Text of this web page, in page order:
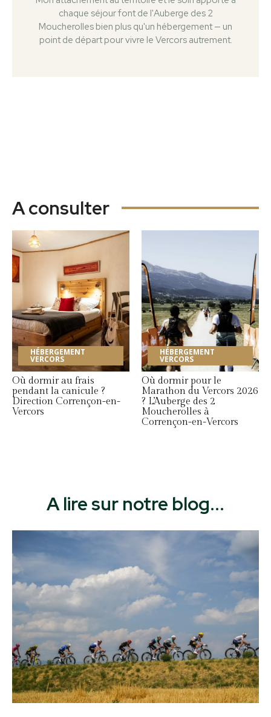
chaque séjour font de l'Auberge des 2
Moucherolles bien plus qu'un hébergement — un
point de départ pour vivre le Vercors autrement.
A consulter
HÉBERGEMENT
VERCORS
Où dormir au frais
pendant la canicule ?
Direction Corrençon-en-
Vercors
HÉBERGEMENT
VERCORS
Où dormir pour le
Marathon du Vercors 2026
? L’Auberge des 2
Moucherolles à
Corrençon-en-Vercors
A lire sur notre blog...